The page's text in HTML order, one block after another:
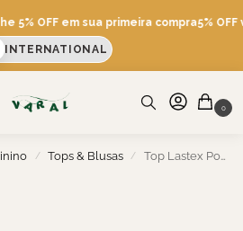
5% OFF em sua primeira compra5% OFF
INTERNATIONAL
0
/ Tops & Blusas / Top Lastex Posi Listras